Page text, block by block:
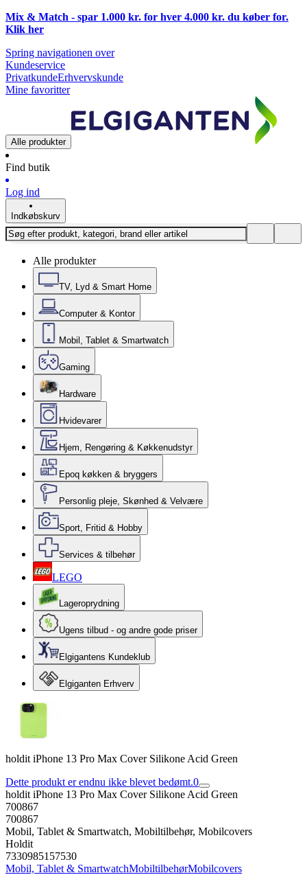
Mix & Match - spar 1.000 kr. for hver 4.000 kr. du køber for.
Klik her
Spring navigationen over
Kundeservice
PrivatkundeErhvervskunde
Mine favoritter
Alle produkter
Find butik
Log ind
Indkøbskurv
Alle produkter
TV, Lyd & Smart Home
Computer & Kontor
Mobil, Tablet & Smartwatch
Gaming
Hardware
Hvidevarer
Hjem, Rengøring & Køkkenudstyr
Epoq køkken & bryggers
Personlig pleje, Skønhed & Velvære
Sport, Fritid & Hobby
Services & tilbehør
LEGO
Lageroprydning
Ugens tilbud - og andre gode priser
Elgigantens Kundeklub
Elgiganten Erhverv
holdit iPhone 13 Pro Max Cover Silikone Acid Green
Dette produkt er endnu ikke blevet bedømt.0
holdit iPhone 13 Pro Max Cover Silikone Acid Green
700867
700867
Mobil, Tablet & Smartwatch, Mobiltilbehør, Mobilcovers
Holdit
7330985157530
Mobil, Tablet & SmartwatchMobiltilbehørMobilcovers